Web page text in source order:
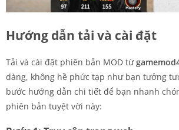
Hướng dẫn tải và cài đặt
Tải và cài đặt phiên bản MOD từ
dàng, không hề phức tạp như bạn tưởng
bước hướng dẫn chi tiết để bạn nhanh
phiên bản tuyệt vời này: